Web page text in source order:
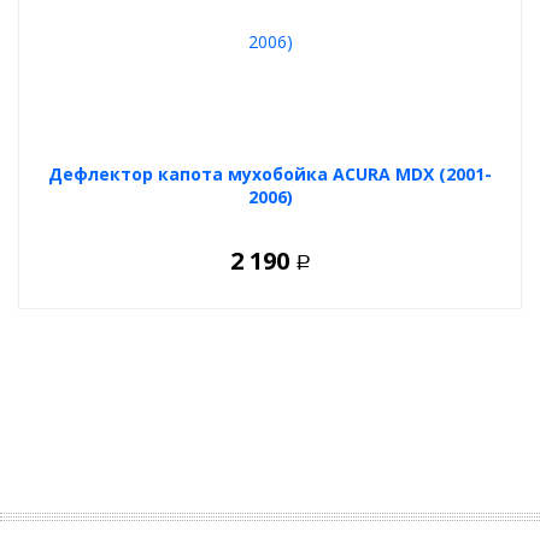
Дефлектор капота мухобойка ACURA MDX (2001-
2006)
2 190 Р